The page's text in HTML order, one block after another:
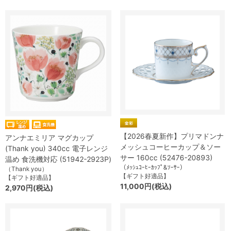
アンナエミリア マグカップ
(Thank you) 340cc 電子レンジ
温め 食洗機対応 (51942-2923P)
（Thank you）
【ギフト好適品】
2,970円(税込)
【2026春夏新作】プリマドンナ
メッシュコーヒーカップ＆ソー
サー 160cc (52476-20893)
（ﾒｯｼｭｺｰﾋｰｶｯﾌﾟ&ｿｰｻｰ）
【ギフト好適品】
11,000円(税込)